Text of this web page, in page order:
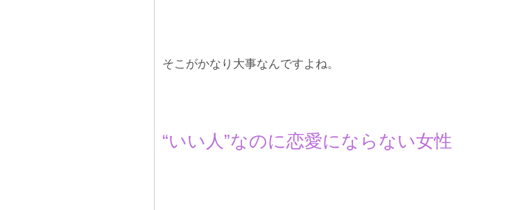
そこがかなり大事なんですよね。
“いい人”なのに恋愛にならない女性